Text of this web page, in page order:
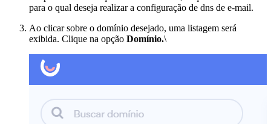
para o qual deseja realizar a configuração de dns de e-mail.
Ao clicar sobre o domínio desejado, uma listagem será
exibida. Clique na opção Domínio.\